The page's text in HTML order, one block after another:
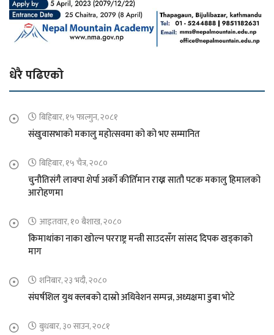
धेरै पढिएको
बिहिबार, १५ फाल्गुन, २०८१
संखुवासभाको मकालु महोत्सवमा को को भए सम्मानित
बिहिबार, १५ चैत्र, २०८०
चुनौतिसंगै लाक्पा शेर्पा अर्को कीर्तिमान राख्न सातौ पटक मकालु हिमालको
आरोहणमा
आइतवार, १० बैशाख, २०८०
किमाथांका नाका खोल्न परराष्ट्र मन्त्री साउदसँग सांसद दिपक खड्काको
माग
शनिबार, २३ भदौ, २०८०
संघर्षशिल युथ क्लबको दास्रो अधिवेशन सम्पन्न, अध्यक्षमा डुबा भोटे
बुधबार, ३० साउन, २०८१